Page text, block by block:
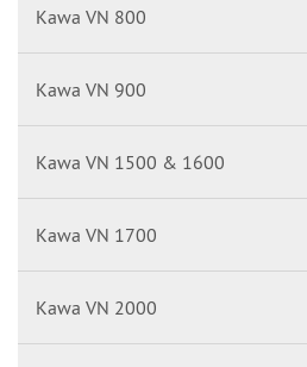
Kawa VN 800
Kawa VN 900
Kawa VN 1500 & 1600
Kawa VN 1700
Kawa VN 2000